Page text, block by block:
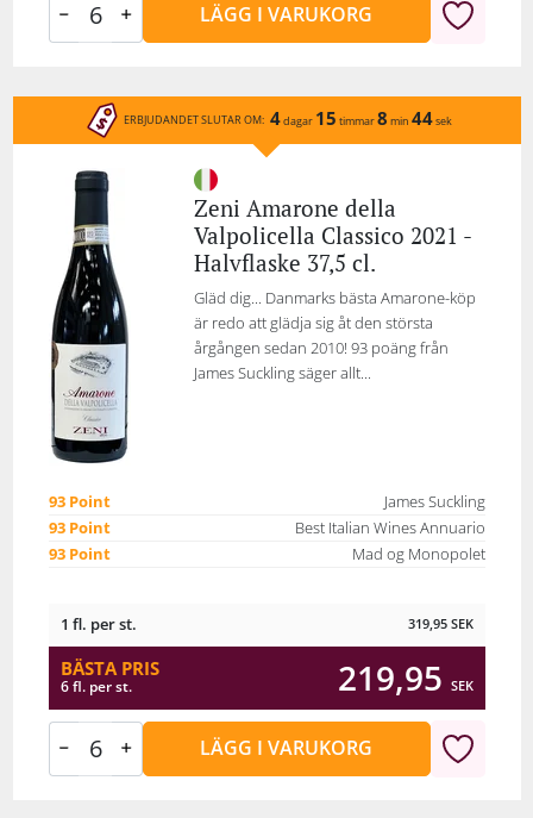
LÄGG I VARUKORG
ERBJUDANDET SLUTAR OM: 4dagar 15 timmar8 min 44sek
Zeni Amarone della
Valpolicella Classico 2021 -
Halvflaske 37,5 cl.
Gläd dig... Danmarks bästa Amarone-köp
är redo att glädja sig åt den största
årgången sedan 2010! 93 poäng från
James Suckling säger allt...
93 Point
James Suckling
93 Point
Best Italian Wines Annuario
93 Point
Mad og Monopolet
1 fl. per st. 319,95 SEK
BÄSTA PRIS
6 fl. per st. 219,95 SEK
LÄGG I VARUKORG